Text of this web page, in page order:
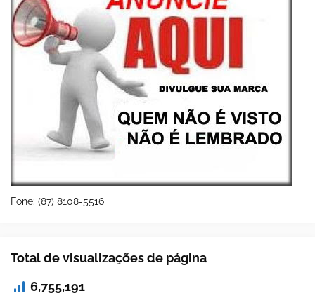
Fone: (87) 8108-5516
Total de visualizações de página
6,755,191